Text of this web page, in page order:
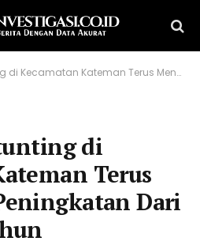
Kateman Terus Mengalami Peningkatan Dari Tahun ke Tahun
di
Terus
Dari